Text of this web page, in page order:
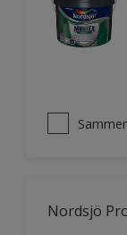
Nordsjö